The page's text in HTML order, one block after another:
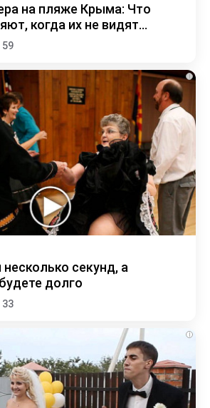
на пляже Крыма: Что
когда их не видят...
59
i
секунд, а
долго
33
i